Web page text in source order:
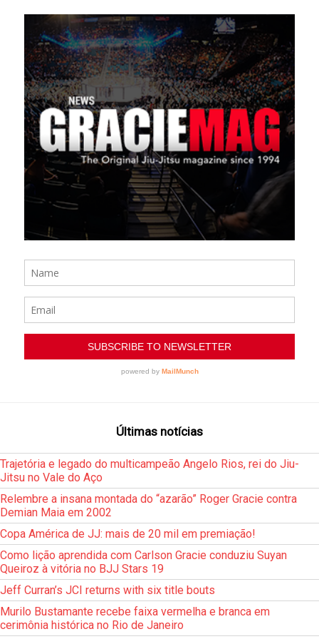
Últimas notícias
Trajetória e legado do multicampeão Angelo Rios, rei do Jiu-
Jitsu no Vale do Aço
Relembre a insana montada do “azarão” Roger Gracie contra
Demian Maia em 2002
Copa América de JJ: mais de 20 mil em premiação!
Como lição aprendida com Carlson Gracie conduziu Suyan
Queiroz à vitória no BJJ Stars 19
Jeff Curran’s JCI returns with six title bouts
Murilo Bustamante recebe faixa vermelha e branca em
cerimônia histórica no Rio de Janeiro